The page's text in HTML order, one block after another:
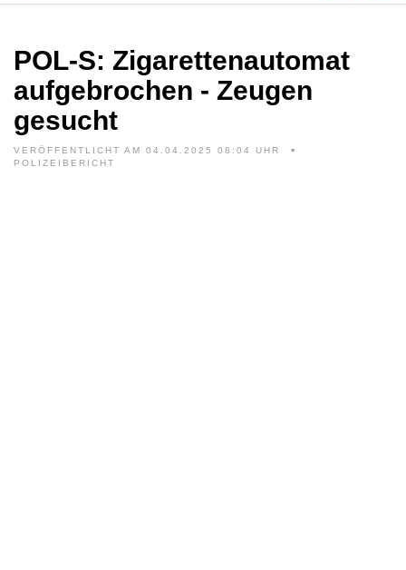
POL-S: Zigarettenautomat
aufgebrochen - Zeugen
gesucht
VERÖFFENTLICHT AM 04.04.2025 08:04 UHR
POLIZEIBERICHT